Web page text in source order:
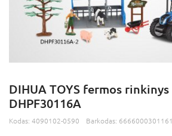
DIHUA TOYS fermos
DHPF30116A
Kodas: 4090102-0590 Barkodas: 6666000301161